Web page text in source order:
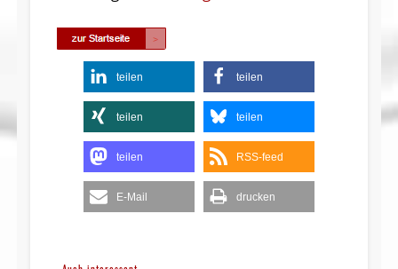
teilen teilen
teilen teilen
teilen RSS-feed
E-Mail drucken